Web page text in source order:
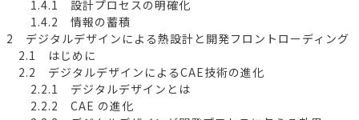
1.4.1 設計プロセスの明確化
1.4.2 情報の蓄積
2 デジタルデザインによる熱設計と開発フロントローディング
2.1 はじめに
2.2 デジタルデザインによるCAE技術の進化
2.2.1 デジタルデザインとは
2.2.2 CAE の進化